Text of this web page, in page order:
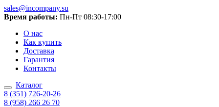
sales@incompany.su
Время работы: Пн-Пт 08:30-17:00
О нас
Как купить
Доставка
Гарантия
Контакты
Каталог
8 (351) 726-20-26
8 (958) 266 26 70